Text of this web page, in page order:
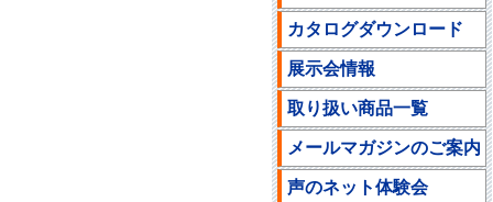
カタログダウンロード
展示会情報
取り扱い商品一覧
メールマガジンのご案内
声のネット体験会